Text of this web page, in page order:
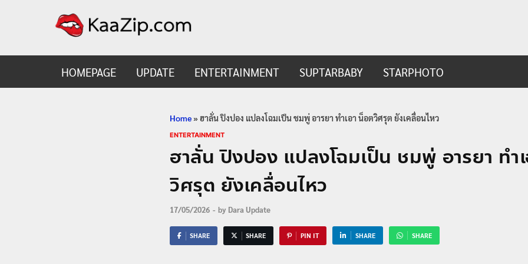
HOMEPAGE UPDATE ENTERTAINMENT SUPTARBABY STARPHOTO
Home»ฮาลั่น ปิงปอง แปลงโฉมเป็น ชมพู่ อารยา ทำเอา น็อตวิศรุต ยังเคลื่อนไหว
ENTERTAINMENT
ฮาลั่น ปิงปอง แปลงโฉมเป็น ชมพู่ อารยา ทำ
วิศรุต ยังเคลื่อนไหว
17/05/2026 - by Dara Update
SHARE SHARE PIN IT SHARE SHARE